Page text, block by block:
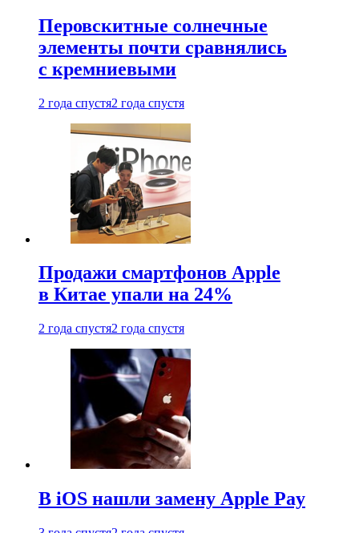
Перовскитные солнечные
элементы почти сравнялись
с кремниевыми
2 года спустя2 года спустя
Продажи смартфонов Apple
в Китае упали на 24%
2 года спустя2 года спустя
В iOS нашли замену Apple Pay